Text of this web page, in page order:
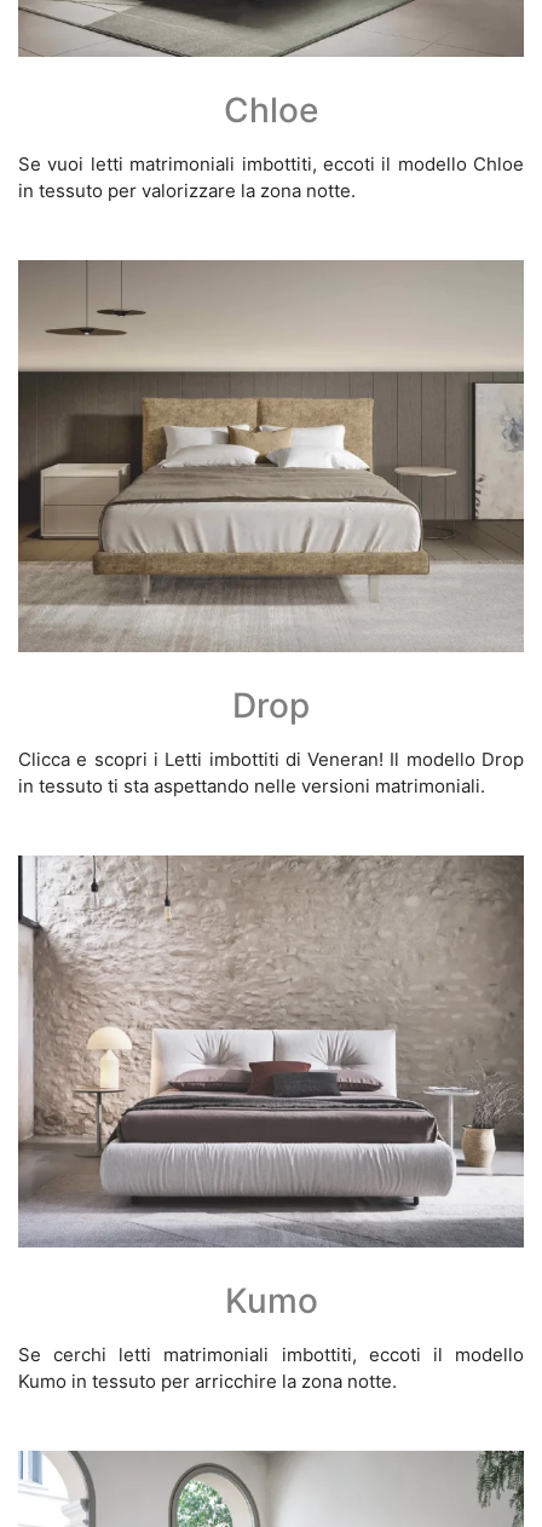
Chloe
Se vuoi letti matrimoniali imbottiti, eccoti il modello Chloe
in tessuto per valorizzare la zona notte.
Drop
Clicca e scopri i Letti imbottiti di Veneran! Il modello Drop
in tessuto ti sta aspettando nelle versioni matrimoniali.
Kumo
Se cerchi letti matrimoniali imbottiti, eccoti il modello
Kumo in tessuto per arricchire la zona notte.